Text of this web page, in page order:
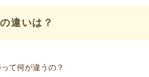
違いは？
て何が違うの？